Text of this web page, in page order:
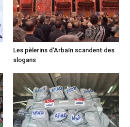
Les pèlerins d’Arbaïn scandent des
slogans